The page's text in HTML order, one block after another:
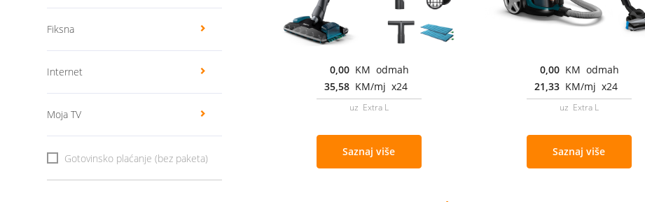
Fiksna
Internet
Moja TV
Gotovinsko plaćanje (bez paketa)
0,00 KM odmah
35,58 KM/mj x24
uz Extra L
Saznaj više
0,00 KM odmah
21,33 KM/mj x24
uz Extra L
Saznaj više